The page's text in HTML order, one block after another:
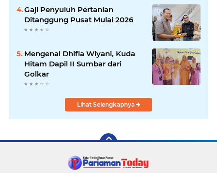
Gaji Penyuluh Pertanian
Ditanggung Pusat Mulai 2026
Mengenal Dhifla Wiyani, Kuda
Hitam Dapil II Sumbar dari
Golkar
Lihat Selengkapnya